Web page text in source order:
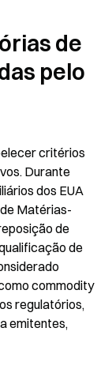
de
pelo
critérios
Durante
dos EUA
Matérias-
de
de
commodity
regulatórios,
emitentes,